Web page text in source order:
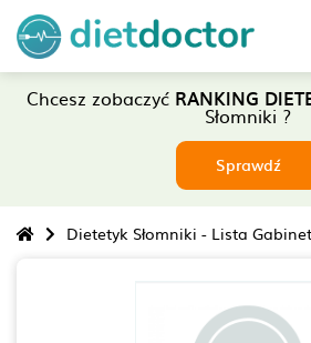
Chcesz zobaczyć RANKING
Słomniki ?
Sprawdź
Dietetyk Słomniki - Lista